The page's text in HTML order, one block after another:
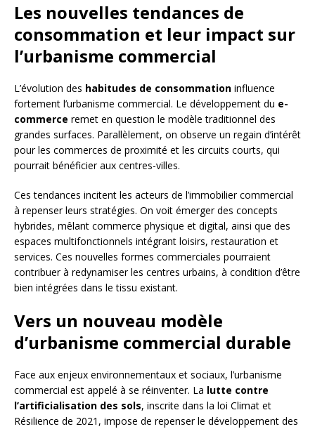
Les nouvelles tendances de
consommation et leur impact sur
l’urbanisme commercial
L’évolution des habitudes de consommation influence
fortement l’urbanisme commercial. Le développement du e-
commerce remet en question le modèle traditionnel des
grandes surfaces. Parallèlement, on observe un regain d’intérêt
pour les commerces de proximité et les circuits courts, qui
pourrait bénéficier aux centres-villes.
Ces tendances incitent les acteurs de l’immobilier commercial
à repenser leurs stratégies. On voit émerger des concepts
hybrides, mêlant commerce physique et digital, ainsi que des
espaces multifonctionnels intégrant loisirs, restauration et
services. Ces nouvelles formes commerciales pourraient
contribuer à redynamiser les centres urbains, à condition d’être
bien intégrées dans le tissu existant.
Vers un nouveau modèle
d’urbanisme commercial durable
Face aux enjeux environnementaux et sociaux, l’urbanisme
commercial est appelé à se réinventer. La lutte contre
l’artificialisation des sols, inscrite dans la loi Climat et
Résilience de 2021, impose de repenser le développement des